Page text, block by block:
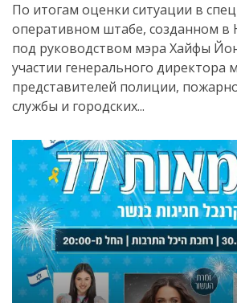
По итогам оценки ситуации в
оперативном штабе, созданном в
под руководством мэра Хайфы
участии генерального директора
представителей полиции,
службы и городских...